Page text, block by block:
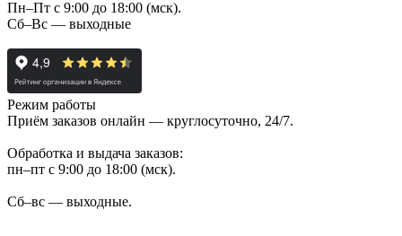
Пн–Пт с 9:00 до 18:00 (мск).
Сб–Вс — выходные
Режим работы
Приём заказов онлайн — круглосуточно, 24/7.
Обработка и выдача заказов:
пн–пт с 9:00 до 18:00 (мск).
Сб–вс — выходные.